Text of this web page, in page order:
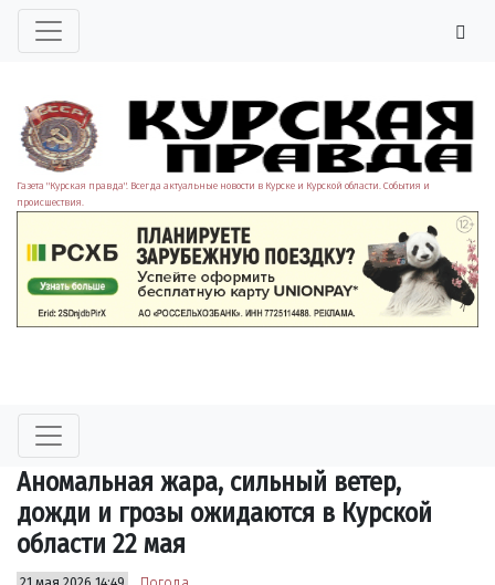
Газета "Курская правда". Всегда актуальные новости в Курске и Курской области. События и
происшествия.
Аномальная жара, сильный ветер,
дожди и грозы ожидаются в Курской
области 22 мая